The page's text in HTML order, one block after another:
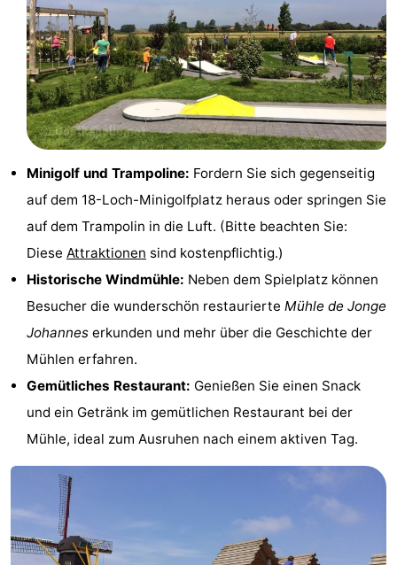
Spielplätze
Indoor-
Spielplätze
Bowling
Zentren
Dörfer
Städte
Natur
Führungen
Sport
Schwimmbader
Radfahren
Wandern
-
Reiten
-
Reitschulen
-
Minigolf und Trampoline: Fordern Sie sich gegenseitig
auf dem 18-Loch-Minigolfplatz heraus oder springen Sie
auf dem Trampolin in die Luft. (Bitte beachten Sie:
Diese Attraktionen sind kostenpflichtig.)
Historische Windmühle: Neben dem Spielplatz können
Besucher die wunderschön restaurierte Mühle de Jonge
Johannes erkunden und mehr über die Geschichte der
Mühlen erfahren.
Gemütliches Restaurant: Genießen Sie einen Snack
und ein Getränk im gemütlichen Restaurant bei der
Mühle, ideal zum Ausruhen nach einem aktiven Tag.